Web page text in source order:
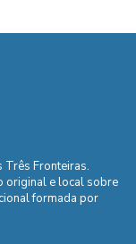
Três Fronteiras.
original e local sobre
formada por